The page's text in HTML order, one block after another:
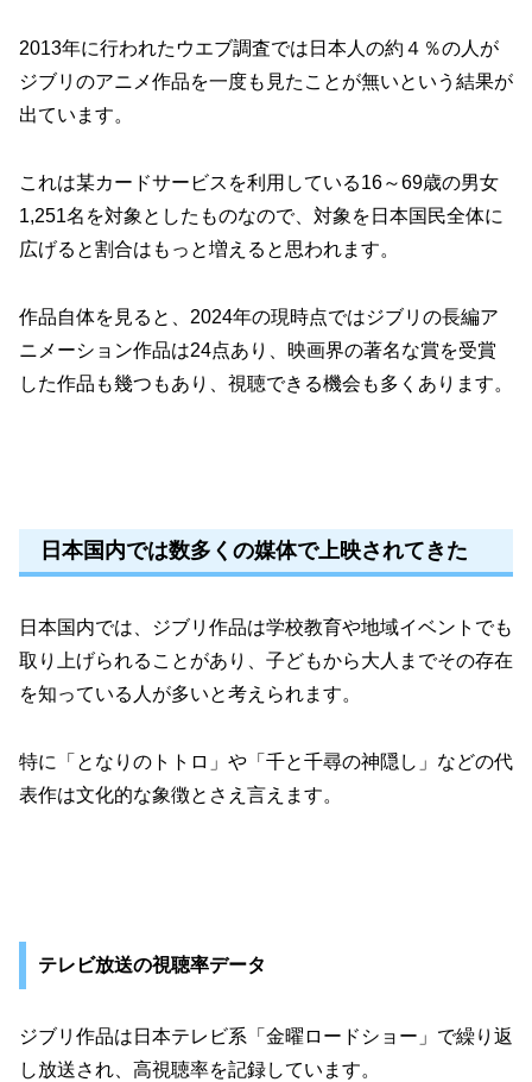
2013年に行われたウエブ調査では日本人の約４％の人が
ジブリのアニメ作品を一度も見たことが無いという結果が
出ています。
これは某カードサービスを利用している16～69歳の男女
1,251名を対象としたものなので、対象を日本国民全体に
広げると割合はもっと増えると思われます。
作品自体を見ると、2024年の現時点ではジブリの長編ア
ニメーション作品は24点あり、映画界の著名な賞を受賞
した作品も幾つもあり、視聴できる機会も多くあります。
日本国内では数多くの媒体で上映されてきた
日本国内では、ジブリ作品は学校教育や地域イベントでも
取り上げられることがあり、子どもから大人までその存在
を知っている人が多いと考えられます。
特に「となりのトトロ」や「千と千尋の神隠し」などの代
表作は文化的な象徴とさえ言えます。
テレビ放送の視聴率データ
ジブリ作品は日本テレビ系「金曜ロードショー」で繰り返
し放送され、高視聴率を記録しています。